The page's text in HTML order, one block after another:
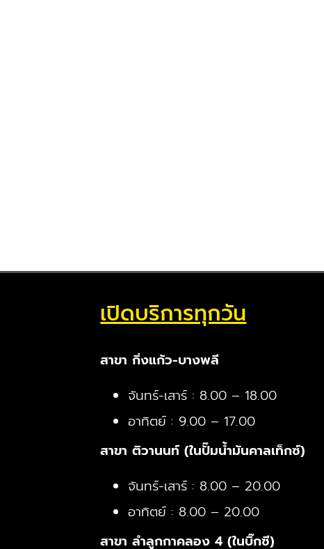
เปิดบริการทุกวัน
สาขา กิ่งแก้ว-บางพลี
จันทร์-เสาร์ : 8.00 – 18.00
อาทิตย์ : 9.00 – 17.00
สาขา ติวานนท์ (ในปั๊มน้ำมันคาลเท็กซ์)
จันทร์-เสาร์ : 8.00 – 20.00
อาทิตย์ : 8.00 – 20.00
สาขา ลำลูกกาคลอง 4 (ในบิ๊กซี)